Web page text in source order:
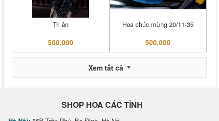
Tri ân
500,000
Hoa chúc mừng 20/11-35
500,000
Xem tất cả
SHOP HOA CÁC TỈNH